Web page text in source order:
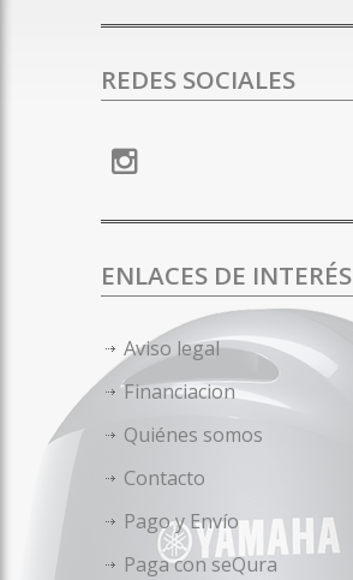
REDES SOCIALES
ENLACES DE INTERÉS
Aviso legal
Financiacion
Quiénes somos
Contacto
Pago y Envío
Paga con seQura